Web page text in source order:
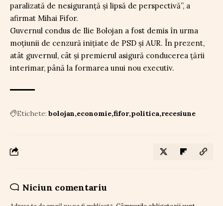
paralizată de nesiguranță și lipsă de perspectivă”, a
afirmat Mihai Fifor.
Guvernul condus de Ilie Bolojan a fost demis în urma
moțiunii de cenzură inițiate de PSD și AUR. În prezent,
atât guvernul, cât și premierul asigură conducerea țării
interimar, până la formarea unui nou executiv.
Etichete: bolojan economie fifor politica recesiune
Niciun comentariu